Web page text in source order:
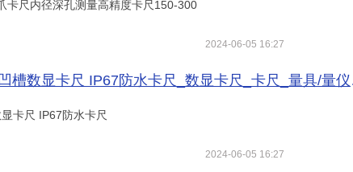
卡尺内径深孔测量高精度卡尺150-300
2024-06-05 16:27
数显卡尺 IP67防水卡尺_数显卡尺_卡尺_量具/量仪_供应_数控刀具网
卡尺 IP67防水卡尺
2024-06-05 16:27